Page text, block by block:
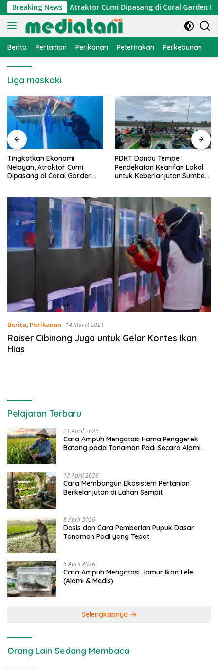
Langsung
ke
konten
Breaking News
Nelayan, Atraktor Cumi Dipasang di Coral Garden
Berita Pertanian Perikanan Peternakan Perkebunan
Liga maskoki
PDKT Danau Tempe :
Pendekatan Kearifan Lokal
untuk Keberlanjutan Sumber
Cara Mengatasi Penyakit
PMK pada Sapi Perah Secara
Alami dan Medis
Berita, Perikanan 14 Maret 2021
Raiser Cibinong Juga untuk Gelar Kontes Ikan
Hias
Pelajaran Terbaru
21 April 2026
Cara Ampuh Mengatasi Hama Penggerek
Batang pada Tanaman Padi Secara Alami
12 April 2026
Cara Membangun Ekosistem Pertanian
Berkelanjutan di Lahan Sempit
8 April 2026
Dosis dan Cara Pemberian Pupuk Dasar
Tanaman Padi yang Tepat
6 April 2026
Cara Ampuh Mengatasi Jamur Ikan Lele
(Alami & Medis)
Selengkapnya
Orang Lain Sedang Membaca